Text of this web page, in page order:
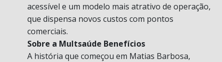
acessível e um modelo mais atrativo de operação,
que dispensa novos custos com pontos
comerciais.
Sobre a Multsaúde Benefícios
A história que começou em Matias Barbosa,